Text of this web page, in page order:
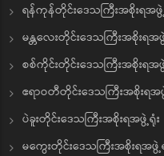
ရန်ကုန်တိုင်းဒေသကြီးအစိုးရအဖွဲ့
မန္တလေးတိုင်းဒေသကြီးအစိုးရအ
စစ်ကိုင်းတိုင်းဒေသကြီးအစိုးရအ
ဧရာဝတီတိုင်းဒေသကြီးအစိုးရအ
ပဲခူးတိုင်းဒေသကြီးအစိုးရအဖွဲ့ရုံး
မကွေးတိုင်းဒေသကြီးအစိုးရအဖွဲ့